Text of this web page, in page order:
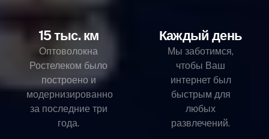
15 тыс. км
Оптоволокна
Ростелеком было
построено и
модернизированно
за последние три
года.
Каждый день
Мы заботимся,
чтобы Ваш
интернет был
быстрым для
любых
развлечений.